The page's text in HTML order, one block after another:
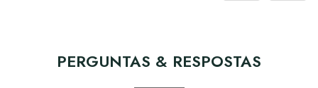
PERGUNTAS & RESPOSTAS